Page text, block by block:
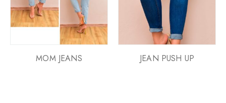
MOM JEANS JEAN PUSH UP